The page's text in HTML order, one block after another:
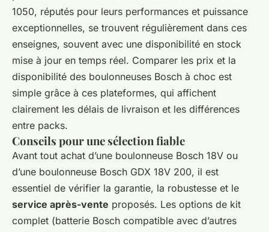
1050, réputés pour leurs performances et puissance
exceptionnelles, se trouvent régulièrement dans ces
enseignes, souvent avec une disponibilité en stock
mise à jour en temps réel. Comparer les prix et la
disponibilité des boulonneuses Bosch à choc est
simple grâce à ces plateformes, qui affichent
clairement les délais de livraison et les différences
entre packs.
Conseils pour une sélection fiable
Avant tout achat d’une boulonneuse Bosch 18V ou
d’une boulonneuse Bosch GDX 18V 200, il est
essentiel de vérifier la garantie, la robustesse et le
service après-vente proposés. Les options de kit
complet (batterie Bosch compatible avec d’autres